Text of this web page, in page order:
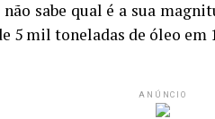
sabe qual é a sua
5 mil toneladas de óleo em
ANÚNCIO